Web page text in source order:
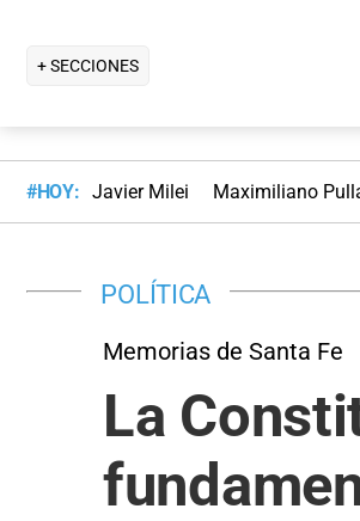
+ SECCIONES
#HOY: Javier Milei Maximiliano
POLÍTICA
Memorias de Santa Fe
La